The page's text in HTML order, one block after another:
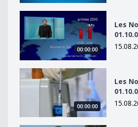
Les Nouvelles VD du 01.10.09
00:00:00
Les
Les Nouvelles VD du 01.10.09
00:00:00
Les